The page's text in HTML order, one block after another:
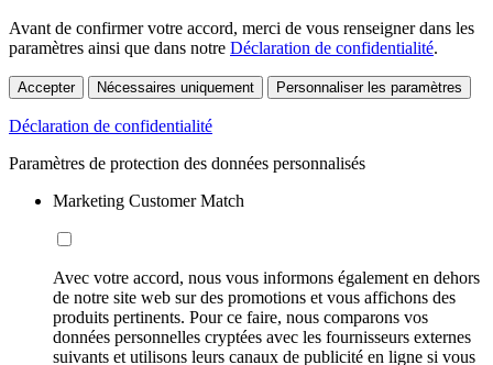
Avant de confirmer votre accord, merci de vous renseigner dans les
paramètres ainsi que dans notre Déclaration de confidentialité.
Accepter Nécessaires uniquement Personnaliser les paramètres
Déclaration de confidentialité
Paramètres de protection des données personnalisés
Marketing Customer Match
Avec votre accord, nous vous informons également en dehors
de notre site web sur des promotions et vous affichons des
produits pertinents. Pour ce faire, nous comparons vos
données personnelles cryptées avec les fournisseurs externes
suivants et utilisons leurs canaux de publicité en ligne si vous